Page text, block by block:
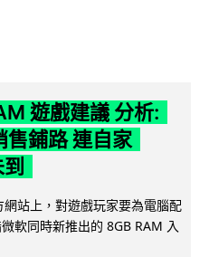
遊戲建議 分析:
鋪路 連自家
站上，對遊戲玩家要為電腦配
軟同時新推出的 8GB RAM 入